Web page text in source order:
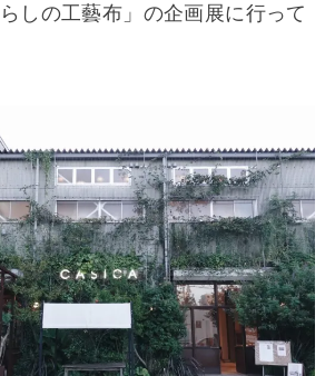
しの工藝布」の企画展に行って